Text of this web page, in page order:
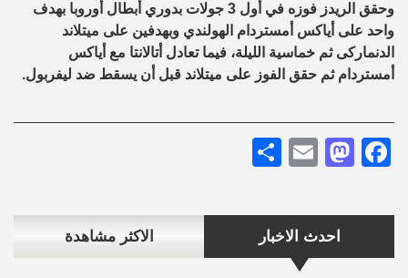
احدث الاخبار الاكثر مشاهدة
وحقق الريدز فوزه في أول 3 جولات بدوري أبطال أوروبا بهدف
واحد على أياكس أمستردام الهولندي وبهدفين على ميتلاند
الدنماركى ثم خماسية الليلة، فيما تعادل أتالانتا مع أياكس
أمستردام ثم حقق الفوز على ميتلاند قبل أن يسقط ضد ليفربول.
Facebook
Mastodon
Email